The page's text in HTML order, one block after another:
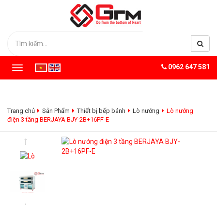
T
o
g
e
0962 647 581
Trang chủ Sản Phẩm Thiết bị bếp bánh Lò nướng
Lò nướng
điện 3 tầng BERJAYA BJY-2B+16PF-E